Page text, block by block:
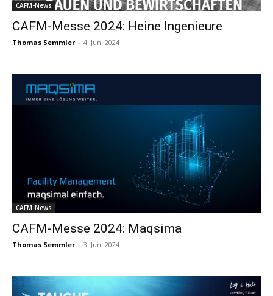
CAFM-News
CAFM-Messe 2024: Heine Ingenieure
Thomas Semmler - 4. Juni 2024
CAFM-News
CAFM-Messe 2024: Maqsima
Thomas Semmler - 3. Juni 2024